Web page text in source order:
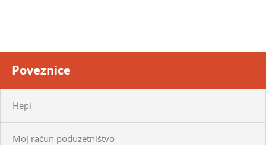
Poveznice
Hepi
Moj račun poduzetništvo